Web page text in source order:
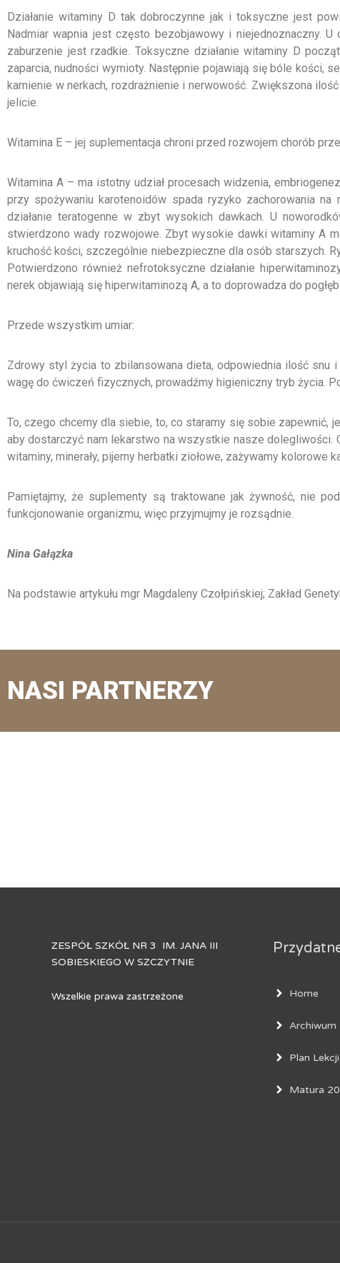
Działanie witaminy D tak dobroczynne jak i toksyczne jest
Nadmiar wapnia jest często bezobjawowy i niejednoznaczny.
zaburzenie jest rzadkie. Toksyczne działanie witaminy D
zaparcia, nudności wymioty. Następnie pojawiają się bóle kości,
kamienie w nerkach, rozdrażnienie i nerwowość. Zwiększona
jelicie.
Witamina E – jej suplementacja chroni przed rozwojem chorób
Witamina A – ma istotny udział procesach widzenia,
przy spożywaniu karotenoidów spada ryzyko zachorowania na
działanie teratogenne w zbyt wysokich dawkach. U
stwierdzono wady rozwojowe. Zbyt wysokie dawki witaminy A
kruchość kości, szczególnie niebezpieczne dla osób starszych.
Potwierdzono również nefrotoksyczne działanie
nerek objawiają się hiperwitaminozą A, a to doprowadza do
Przede wszystkim umiar:
Zdrowy styl życia to zbilansowana dieta, odpowiednia ilość snu
wagę do ćwiczeń fizycznych, prowadźmy higieniczny tryb życia.
To, czego chcemy dla siebie, to, co staramy się sobie zapewnić,
aby dostarczyć nam lekarstwo na wszystkie nasze dolegliwości.
witaminy, minerały, pijemy herbatki ziołowe, zażywamy
Pamiętajmy, że suplementy są traktowane jak żywność, nie
funkcjonowanie organizmu, więc przyjmujmy je rozsądnie.
Nina Gałązka
Na podstawie artykułu mgr Magdaleny Czołpińskiej; Zakład
NASI PARTNERZY
ZESPÓŁ SZKÓŁ NR 3 IM. JANA III
SOBIESKIEGO W SZCZYTNIE
Wszelkie prawa zastrzeżone Home
Archiwum
Plan Lekcji
Matura